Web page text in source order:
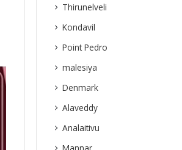
Thirunelveli
Kondavil
Point Pedro
malesiya
Denmark
Alaveddy
Analaitivu